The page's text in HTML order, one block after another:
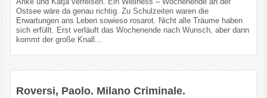
Ostsee wäre da genau richtig. Zu Schulzeiten waren die
Erwartungen ans Leben sowieso rosarot. Nicht alle Träume haben
sich erfüllt. Erst verläuft das Wochenende nach Wunsch, aber dann
kommt der große Knall...
Roversi, Paolo. Milano Criminale.